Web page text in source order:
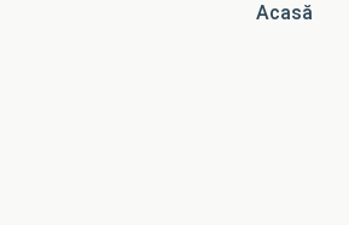
Acasă